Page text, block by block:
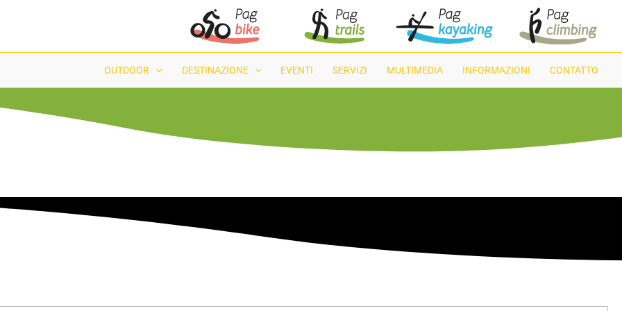
OUTDOOR DESTINAZIONE EVENTI SERVIZI MULTIMEDIA INFORMAZIONI CONTATTO